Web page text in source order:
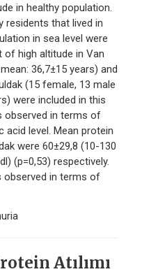
in healthy population.
residents that lived in
in sea level were
of high altitude in Van
36,7±15 years) and
(15 female, 13 male
were included in this
observed in terms of
acid level. Mean protein
were 60±29,8 (10-130
(p=0,53) respectively.
observed in terms of
Atılımı